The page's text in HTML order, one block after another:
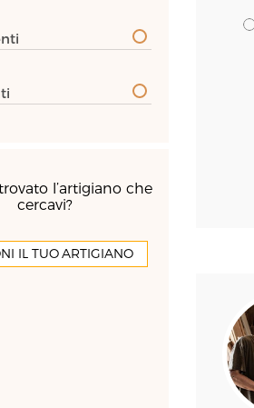
l’artigiano che
cercavi?
IL TUO ARTIGIANO